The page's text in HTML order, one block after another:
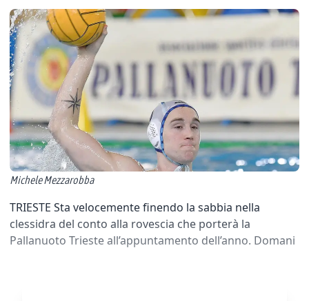
Michele Mezzarobba
TRIESTE Sta velocemente finendo la sabbia nella
clessidra del conto alla rovescia che porterà la
Pallanuoto Trieste all’appuntamento dell’anno. Domani